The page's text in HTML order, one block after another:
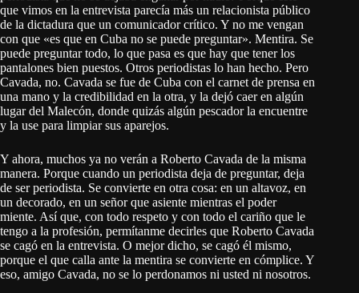
que vimos en la entrevista parecía más un relacionista público
de la dictadura que un comunicador crítico. Y no me vengan
con que «es que en Cuba no se puede preguntar». Mentira. Se
puede preguntar todo, lo que pasa es que hay que tener los
pantalones bien puestos. Otros periodistas lo han hecho. Pero
Cavada, no. Cavada se fue de Cuba con el carnet de prensa en
una mano y la credibilidad en la otra, y la dejó caer en algún
lugar del Malecón, donde quizás algún pescador la encuentre
y la use para limpiar sus aparejos.
Y ahora, muchos ya no verán a Roberto Cavada de la misma
manera. Porque cuando un periodista deja de preguntar, deja
de ser periodista. Se convierte en otra cosa: en un altavoz, en
un decorado, en un señor que asiente mientras el poder
miente. Así que, con todo respeto y con todo el cariño que le
tengo a la profesión, permítanme decirles que Roberto Cavada
se cagó en la entrevista. O mejor dicho, se cagó él mismo,
porque el que calla ante la mentira se convierte en cómplice. Y
eso, amigo Cavada, no se lo perdonamos ni usted ni nosotros.